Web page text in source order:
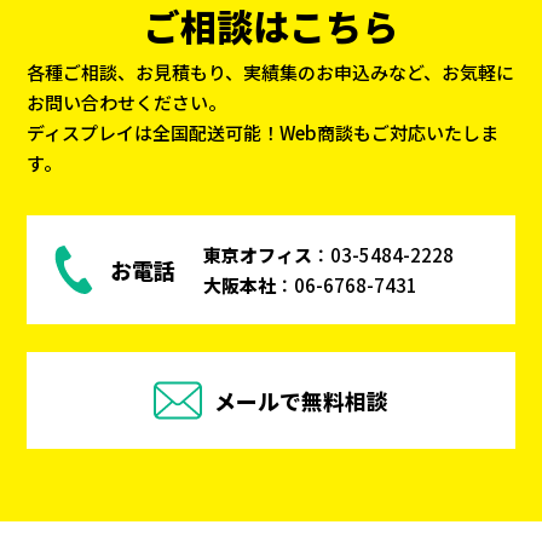
ご相談はこちら
各種ご相談、お見積もり、実績集のお申込みなど、お気軽に
お問い合わせください。
ディスプレイは全国配送可能！Web商談もご対応いたしま
す。
お電話 東京オフィス ： 03-5484-2228
大阪本社： 06-6768-7431
メールで無料相談